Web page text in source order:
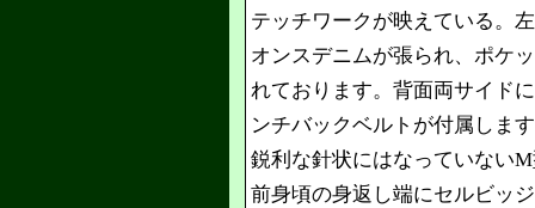
テッチワークが映えている。
オンスデニムが張られ、ポケ
れております。背面両サイド
ンチバックベルトが付属しま
鋭利な針状にはなっていない
前身頃の身返し端にセルビッ